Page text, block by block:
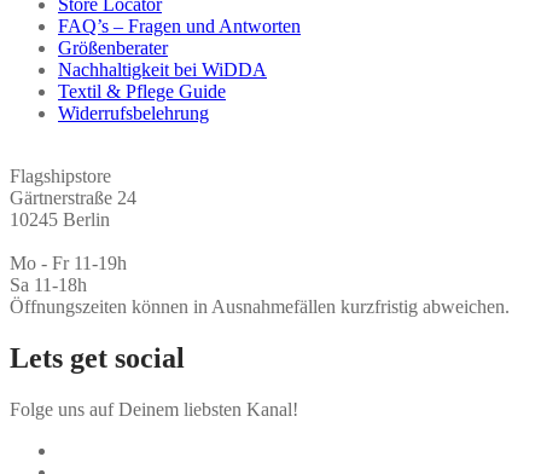
Store Locator
FAQ’s – Fragen und Antworten
Größenberater
Nachhaltigkeit bei WiDDA
Textil & Pflege Guide
Widerrufsbelehrung
Flagshipstore
Gärtnerstraße 24
10245 Berlin
Mo - Fr 11-19h
Sa 11-18h
Öffnungszeiten können in Ausnahmefällen kurzfristig abweichen.
Lets get social
Folge uns auf Deinem liebsten Kanal!